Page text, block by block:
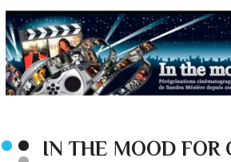
IN THE MOOD FOR